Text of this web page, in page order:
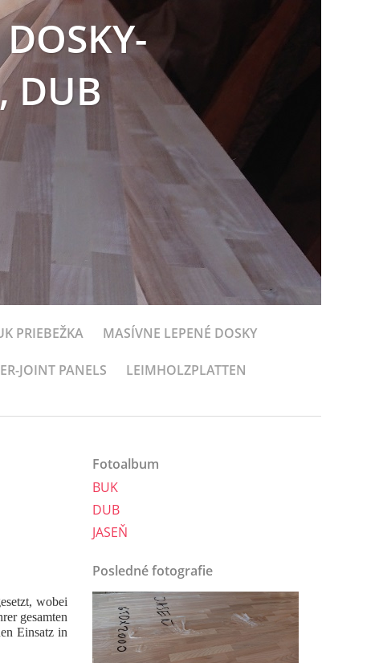
DUB
PRIEBEŽKA MASÍVNE LEPENÉ DOSKY
JOINT PANELS LEIMHOLZPLATTEN
wobei
gesamten
Einsatz in
Fotoalbum
BUK
DUB
JASEŇ
Posledné fotografie